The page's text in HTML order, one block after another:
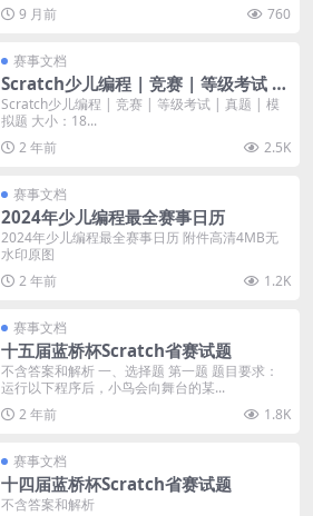
9 月前
760
赛事文档
Scratch少儿编程 | 竞赛 | 等级考试 |
真题 | 模拟题
Scratch少儿编程 | 竞赛 | 等级考试 | 真题 | 模
拟题 大小：18...
2 年前
2.5K
赛事文档
2024年少儿编程最全赛事日历
2024年少儿编程最全赛事日历 附件高清4MB无
水印原图
2 年前
1.2K
赛事文档
十五届蓝桥杯Scratch省赛试题
不含答案和解析 一、选择题 第一题 题目要求：
运行以下程序后，小鸟会向舞台的某...
2 年前
1.8K
赛事文档
十四届蓝桥杯Scratch省赛试题
不含答案和解析